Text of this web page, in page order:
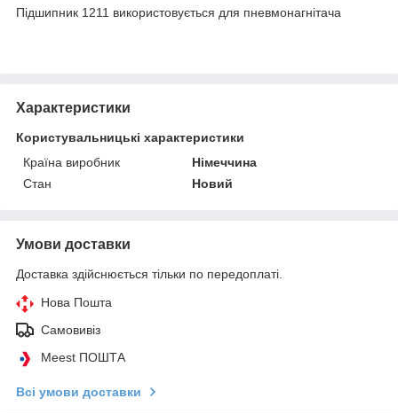
Підшипник 1211 використовується для пневмонагнітача
Характеристики
Користувальницькі характеристики
Країна виробник
Німеччина
Стан
Новий
Умови доставки
Доставка здійснюється тільки по передоплаті.
Нова Пошта
Самовивіз
Meest ПОШТА
Всі умови доставки